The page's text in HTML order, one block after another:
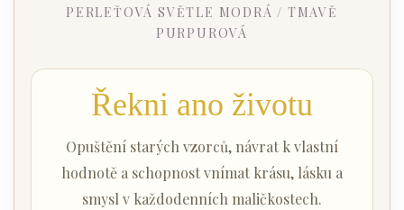
PERLEŤOVÁ SVĚTLE MODRÁ / TMAVĚ
PURPUROVÁ
Řekni ano životu
Opuštění starých vzorců, návrat k vlastní
hodnotě a schopnost vnímat krásu, lásku a
smysl v každodenních maličkostech.